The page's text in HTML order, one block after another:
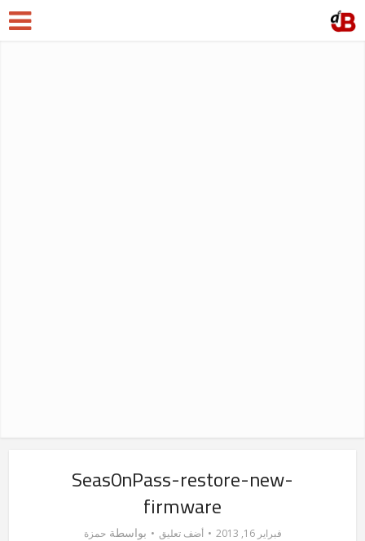
Seas0nPass-restore-new-
firmware
فبراير 16, 2013 أضف تعليق بواسطةحمزة